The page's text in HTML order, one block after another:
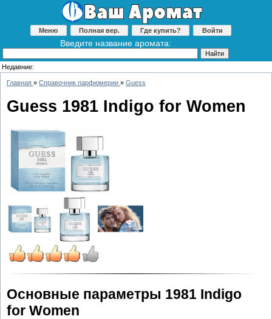
Меню Полная вер. Где купить? Войти
Введите название аромата:
Недавние:
Главная » Справочник парфюмерии » Guess
Guess 1981 Indigo for Women
Основные параметры 1981 Indigo
for Women